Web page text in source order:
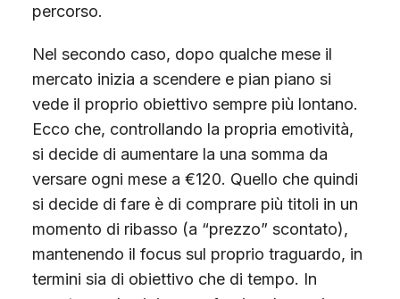
percorso.
Nel secondo caso, dopo qualche mese il
mercato inizia a scendere e pian piano si
vede il proprio obiettivo sempre più lontano.
Ecco che, controllando la propria emotività,
si decide di aumentare la una somma da
versare ogni mese a €120. Quello che quindi
si decide di fare è di comprare più titoli in un
momento di ribasso (a “prezzo” scontato),
mantenendo il focus sul proprio traguardo, in
termini sia di obiettivo che di tempo. In